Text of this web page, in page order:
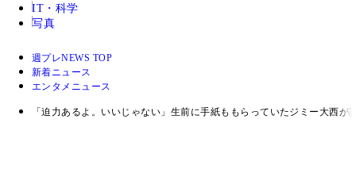
IT・科学
写真
週プレNEWS TOP
新着ニュース
エンタメニュース
「迫力あるよ。いいじゃない」生前に手紙ももらっていたジミー大西が